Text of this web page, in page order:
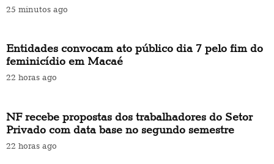
25 minutos ago
Entidades convocam ato público dia 7 pelo fim do
feminicídio em Macaé
22 horas ago
NF recebe propostas dos trabalhadores do Setor
Privado com data base no segundo semestre
22 horas ago